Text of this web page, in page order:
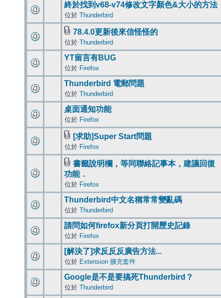
終於找到v68-v74修改文字顏色&大小的方法
位於 Thunderbird
78.4.0更新後來信怪怪的
位於 Thunderbird
YT留言有BUG
位於 Firefox
Thunderbird 電郵問題
位於 Thunderbird
桌面通知功能
位於 Firefox
[求助]Super Start問題
位於 Firefox
書籤說明欄，等同聯絡記事本，建議回復
功能．
位於 Firefox
Thunderbird中文名稱常常變亂碼
位於 Thunderbird
請問如何firefox新分頁打開歷史記錄
位於 Firefox
[解決了]求反反反廣告方法...
位於 Extension 擴充套件
Google是不是要搞死Thunderbird？
位於 Thunderbird